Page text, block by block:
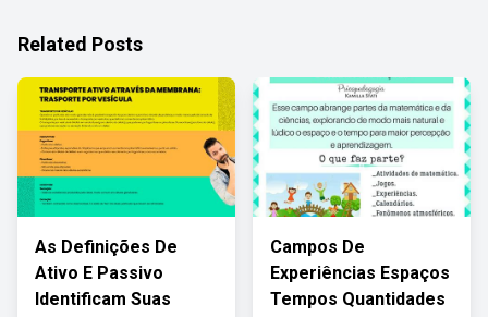
Related Posts
As Definições De
Ativo E Passivo
Identificam Suas
Campos De
Experiências Espaços
Tempos Quantidades